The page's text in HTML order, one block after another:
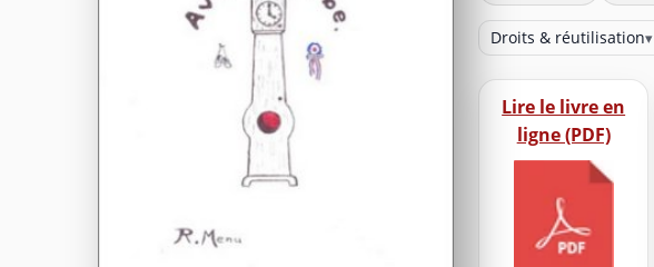
Droits & réutilisation▾
Lire le livre en
ligne (PDF)